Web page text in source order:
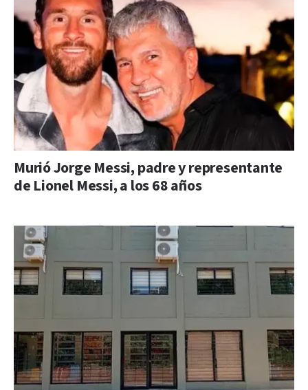
Murió Jorge Messi, padre y representante
de Lionel Messi, a los 68 años